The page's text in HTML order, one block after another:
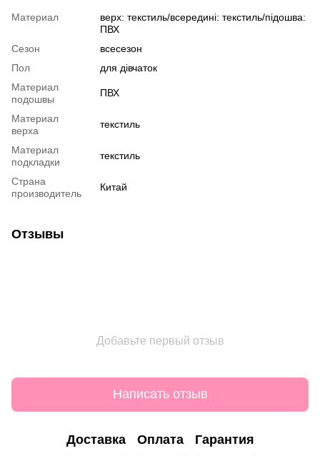
Материал
верх: текстиль/всередині: текстиль/підошва:
ПВХ
Сезон
всесезон
Пол
для дівчаток
Материал
подошвы
ПВХ
Материал
верха
текстиль
Материал
подкладки
текстиль
Страна
производитель
Китай
Отзывы
Добавьте первый отзыв
Написать отзыв
Доставка Оплата Гарантия